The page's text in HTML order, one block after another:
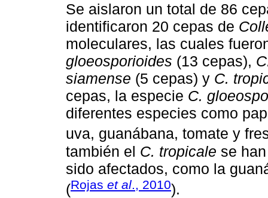
Se aislaron un total de 86
identificaron 20 cepas de
moleculares, las cuales
gloeosporioides (13 cepas),
siamense (5 cepas) y C.
cepas, la especie C.
diferentes especies como
uva, guanábana, tomate y
también el C. tropicale se
sido afectados, como la
(Rojas et al ., 2010).